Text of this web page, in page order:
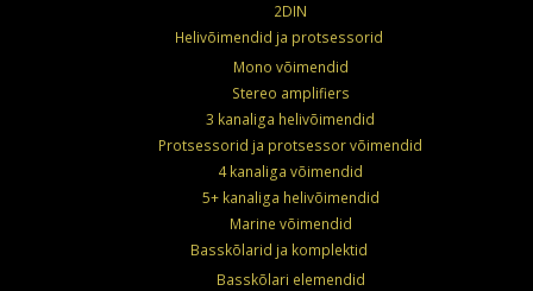
2DIN
Helivõimendid ja protsessorid
Mono võimendid
Stereo amplifiers
3 kanaliga helivõimendid
Protsessorid ja protsessor võimendid
4 kanaliga võimendid
5+ kanaliga helivõimendid
Marine võimendid
Basskõlarid ja komplektid
Basskõlari elemendid